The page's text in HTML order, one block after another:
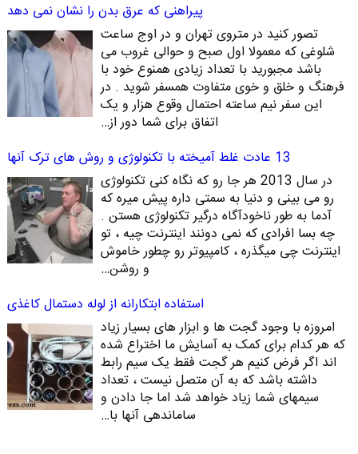
پیراهنی که عرق بدن را نشان نمی دهد
تصور کنید در متروی تهران و در اوج ساعت
شلوغی که معمولا اول صبح و حوالی غروب می
باشد مجبورید با تعداد زیادی همنوع خود با
فرهنگ و خلق و خوی متفاوت همسفر شوید . در
این سفر نیم ساعته احتمال وقوع هزار و یک
اتفاق برای شما دور از…
13 عادت غلط آمیخته با تکنولوژی و روش های ترک آنها
در سال 2013 هر جا رو که نگاه کنی تکنولوژی
رو می بینی و دنیا به سمتی داره پیش میره که
آدما به طور ناخودآگاه درگیر تکنولوژی هستن .
چه بسا افرادی که نمی دونند اینترنت چیه ، تو
اینترنت چی میگذره ، کامپیوتر رو چطور خاموش
و روشن…
استفاده ابتکارانه از لوله دستمال کاغذی
امروزه با وجود گجت ها و ابزار های بسیار زیاد
که هر کدام برای کمک به آسایش ما اختراع شده
اند اگر فرض کنیم هر گجت فقط یک سیم رابط
داشته باشد که به آن متصل نیست ، تعداد
سیمهای شما زیاد خواهد شد اما جا دادن و
ساماندهی آنها با…